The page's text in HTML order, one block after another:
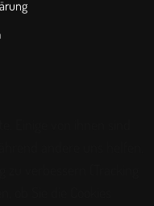
ob Sie die Cookies